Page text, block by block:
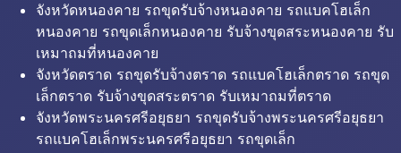
จังหวัดหนองคาย รถขุดรับจ้างหนองคาย รถแบคโฮเล็ก
หนองคาย รถขุดเล็กหนองคาย รับจ้างขุดสระหนองคาย รับ
เหมาถมที่หนองคาย
จังหวัดตราด รถขุดรับจ้างตราด รถแบคโฮเล็กตราด รถขุด
เล็กตราด รับจ้างขุดสระตราด รับเหมาถมที่ตราด
จังหวัดพระนครศรีอยุธยา รถขุดรับจ้างพระนครศรีอยุธยา
รถแบคโฮเล็กพระนครศรีอยุธยา รถขุดเล็ก